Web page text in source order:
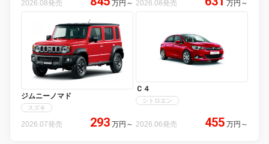
2026.08発売 万円 ～ 2026.08発売 万円 ～
ジムニーノマド
スズキ
2026.07発売 293 万円 ～
Ｃ４
シトロエン
2026.06発売 455 万円 ～